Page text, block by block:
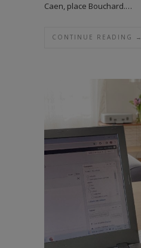
Caen, place Bouchard.…
CONTINUE READING →